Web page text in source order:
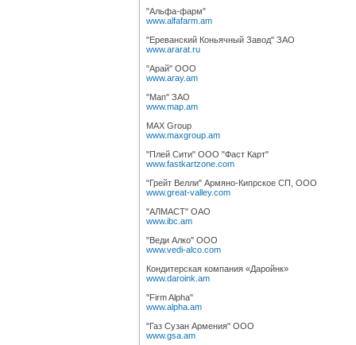
"Альфа-фарм"
www.alfafarm.am
"Ереванский Коньячный Завод" ЗАО
www.ararat.ru
"Арай" ООО
www.aray.am
"Мап" ЗАО
www.map.am
MAX Group
www.maxgroup.am
"Плей Сити" ООО "Фаст Карт"
www.fastkartzone.com
"Грейт Велли" Армяно-Кипрское СП, ООО
www.great-valley.com
"АЛМАСТ" ОАО
www.ibc.am
"Веди Алко" ООО
www.vedi-alco.com
Кондитерская компания «Даройнк»
www.daroink.am
"Firm Alpha"
www.alpha.am
"Газ Сузан Армения" ООО
www.gsa.am